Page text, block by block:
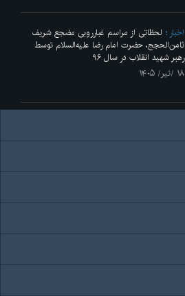
اخبار
لحظاتی از مراسم غبارروبی مضجع شریف
ثامن‌الحجج، حضرت امام رضا علیه‌السلام توسط
رهبر شهید انقلاب در سال ۹۶
۱۸ /تیر/ ۱۴۰۵